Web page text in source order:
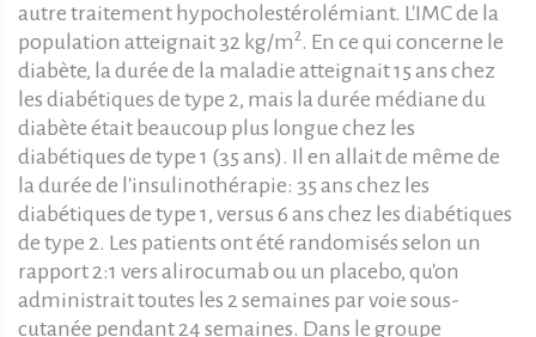
autre traitement hypocholestérolémiant. L'IMC de la
population atteignait 32 kg/m2 . En ce qui concerne le
diabète, la durée de la maladie atteignait 15 ans chez
les diabétiques de type 2, mais la durée médiane du
diabète était beaucoup plus longue chez les
diabétiques de type 1 (35 ans). Il en allait de même de
la durée de l'insulinothérapie: 35 ans chez les
diabétiques de type 1, versus 6 ans chez les diabétiques
de type 2. Les patients ont été randomisés selon un
rapport 2:1 vers alirocumab ou un placebo, qu'on
administrait toutes les 2 semaines par voie sous-
cutanée pendant 24 semaines. Dans le groupe